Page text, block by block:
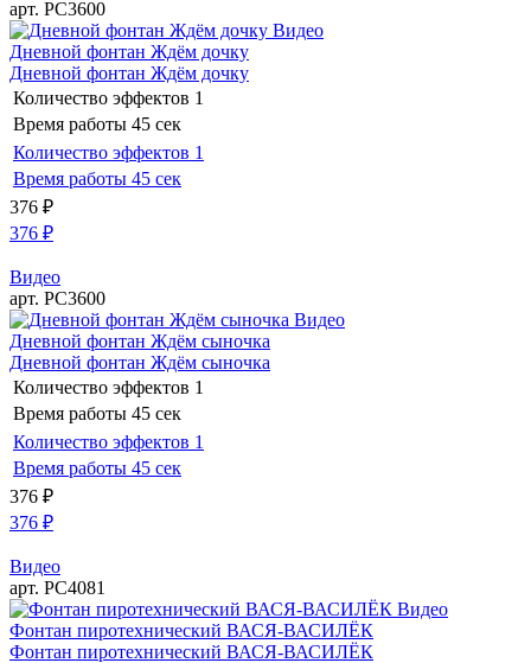
арт. РС3600
Видео
Дневной фонтан Ждём дочку
Дневной фонтан Ждём дочку
Количество эффектов 1
Время работы 45 сек
Количество эффектов 1
Время работы 45 сек
376 ₽
376 ₽
Видео
арт. РС3600
Видео
Дневной фонтан Ждём сыночка
Дневной фонтан Ждём сыночка
Количество эффектов 1
Время работы 45 сек
Количество эффектов 1
Время работы 45 сек
376 ₽
376 ₽
Видео
арт. РС4081
Видео
Фонтан пиротехнический ВАСЯ-ВАСИЛЁК
Фонтан пиротехнический ВАСЯ-ВАСИЛЁК